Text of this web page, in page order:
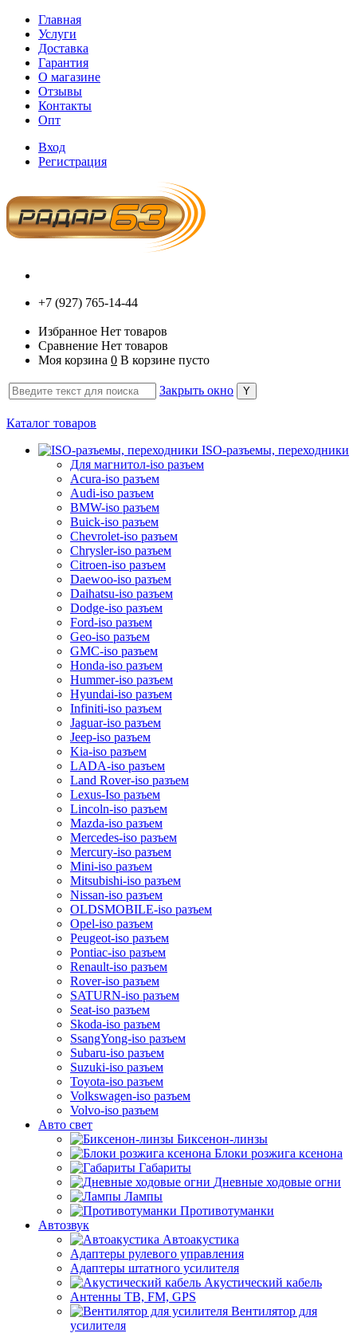
Главная
Услуги
Доставка
Гарантия
О магазине
Отзывы
Контакты
Опт
Вход
Регистрация
+7 (927) 765-14-44
Избранное Нет товаров
Сравнение Нет товаров
Моя корзина 0 В корзине пусто
Закрыть окно
Каталог товаров
ISO-разъемы, переходники
Для магнитол-iso разъем
Acura-iso разъем
Audi-iso разъем
BMW-iso разъем
Buick-iso разъем
Chevrolet-iso разъем
Chrysler-iso разъем
Citroen-iso разъем
Daewoo-iso разъем
Daihatsu-iso разъем
Dodge-iso разъем
Ford-iso разъем
Geo-iso разъем
GMC-iso разъем
Honda-iso разъем
Hummer-iso разъем
Hyundai-iso разъем
Infiniti-iso разъем
Jaguar-iso разъем
Jeep-iso разъем
Kia-iso разъем
LADA-iso разъем
Land Rover-iso разъем
Lexus-Iso разъем
Lincoln-iso разъем
Mazda-iso разъем
Mercedes-iso разъем
Mercury-iso разъем
Mini-iso разъем
Mitsubishi-iso разъем
Nissan-iso разъем
OLDSMOBILE-iso разъем
Opel-iso разъем
Peugeot-iso разъем
Pontiac-iso разъем
Renault-iso разъем
Rover-iso разъем
SATURN-iso разъем
Seat-iso разъем
Skoda-iso разъем
SsangYong-iso разъем
Subaru-iso разъем
Suzuki-iso разъем
Toyota-iso разъем
Volkswagen-iso разъем
Volvo-iso разъем
Авто свет
Биксенон-линзы
Блоки розжига ксенона
Габариты
Дневные ходовые огни
Лампы
Противотуманки
Автозвук
Автоакустика
Адаптеры рулевого управления
Адаптеры штатного усилителя
Акустический кабель
Антенны ТВ, FM, GPS
Вентилятор для
усилителя